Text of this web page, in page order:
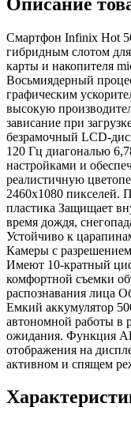
Смартфон Infinix Hot
гибридным слотом
карты и накопителя
Восьмиядерный
графическим
высокую
зависание при
безрамочный LCD-
120 Гц диагональю
настройками и
реалистичную
2460х1080 пикселей.
пластика Защищает
время дождя,
Устойчиво к
Камеры с
Имеют 10-кратный
комфортной съемки
распознавания лица
Емкий аккумулятор
автономной работы в
ожидания. Функция
отображения на
активном и спящем